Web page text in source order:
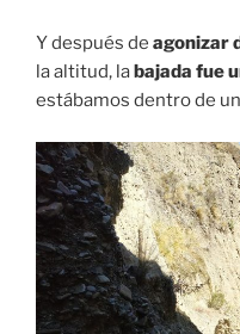
Y después de agonizar
la altitud, labajada fue
estábamos dentro de